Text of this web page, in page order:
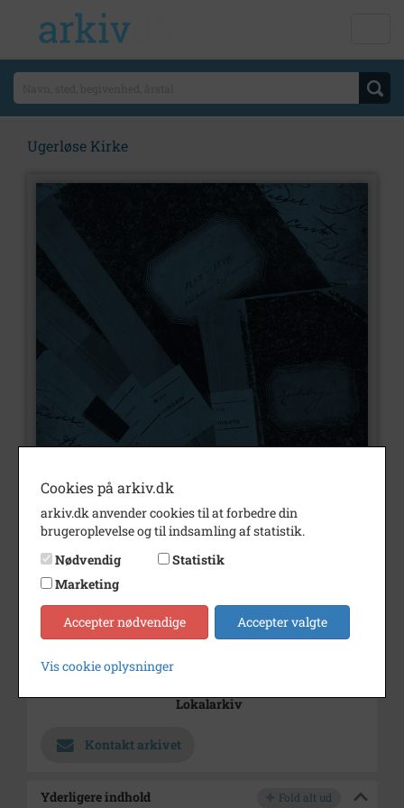
Ugerløse Kirke
Nummer
A1342
Type
Arkivskaber
Ugerløse Kirke
Lokalarkiv
Kontakt arkivet
Yderligere indhold Fold alt ud
Cookies på arkiv.dk
arkiv.dk anvender cookies til at forbedre din
brugeroplevelse og til indsamling af statistik.
Nødvendig
Statistik
Marketing
Accepter nødvendige Accepter valgte
Vis cookie oplysninger